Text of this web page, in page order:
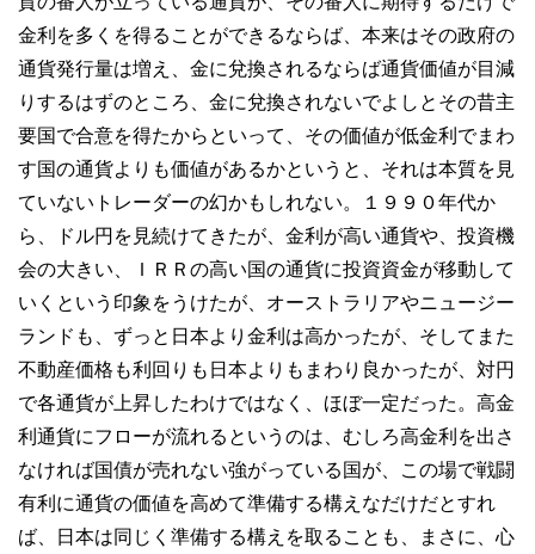
金利を多くを得ることができるならば、本来はその政府の
通貨発行量は増え、金に兌換されるならば通貨価値が目減
りするはずのところ、金に兌換されないでよしとその昔主
要国で合意を得たからといって、その価値が低金利でまわ
す国の通貨よりも価値があるかというと、それは本質を見
ていないトレーダーの幻かもしれない。１９９０年代か
ら、ドル円を見続けてきたが、金利が高い通貨や、投資機
会の大きい、ＩＲＲの高い国の通貨に投資資金が移動して
いくという印象をうけたが、オーストラリアやニュージー
ランドも、ずっと日本より金利は高かったが、そしてまた
不動産価格も利回りも日本よりもまわり良かったが、対円
で各通貨が上昇したわけではなく、ほぼ一定だった。高金
利通貨にフローが流れるというのは、むしろ高金利を出さ
なければ国債が売れない強がっている国が、この場で戦闘
有利に通貨の価値を高めて準備する構えなだけだとすれ
ば、日本は同じく準備する構えを取ることも、まさに、心